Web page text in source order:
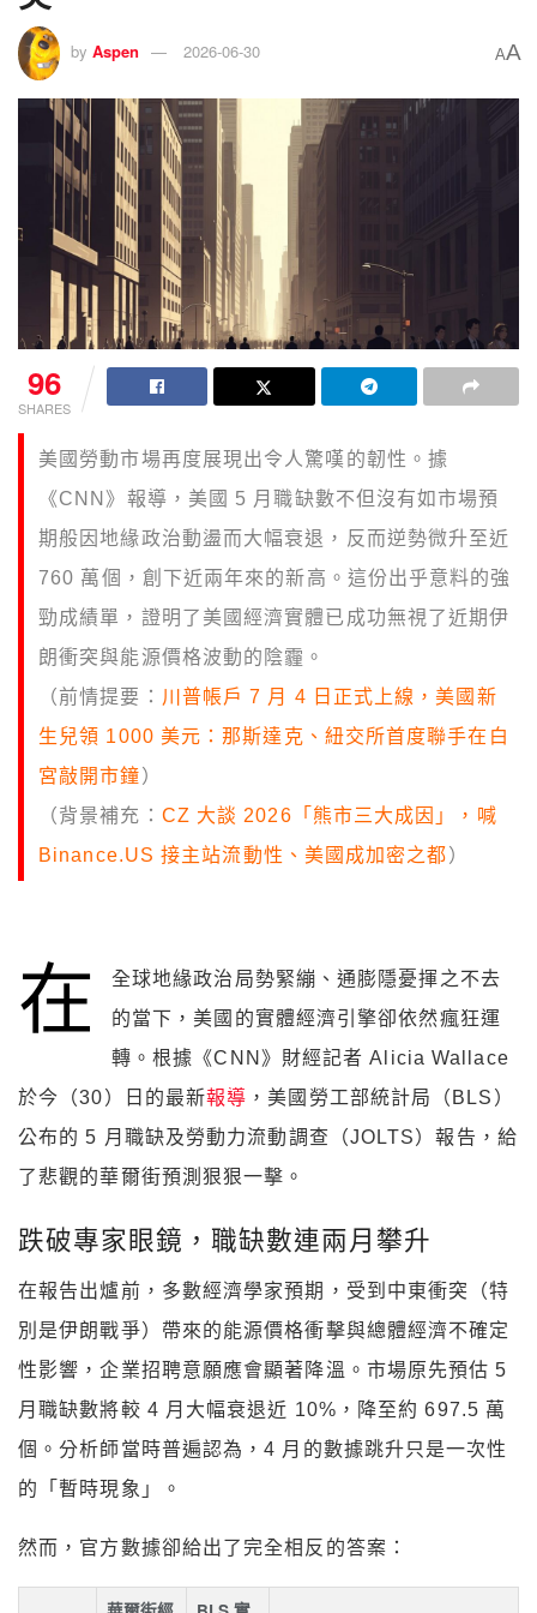
by Aspen 2026-06-30 AA
96
SHARES
美國勞動市場再度展現出令人驚嘆的韌性。據
《CNN》報導，美國 5 月職缺數不但沒有如市場預
期般因地緣政治動盪而大幅衰退，反而逆勢微升至近
760 萬個，創下近兩年來的新高。這份出乎意料的強
勁成績單，證明了美國經濟實體已成功無視了近期伊
朗衝突與能源價格波動的陰霾。
（前情提要： 川普帳戶 7 月 4 日正式上線，美國新
生兒領 1000 美元：那斯達克、紐交所首度聯手在白
宮敲開市鐘）
（背景補充： CZ 大談 2026「熊市三大成因」，喊
Binance.US 接主站流動性、美國成加密之都）
在
全球地緣政治局勢緊繃、通膨隱憂揮之不去
的當下，美國的實體經濟引擎卻依然瘋狂運
轉。根據《CNN》財經記者 Alicia Wallace
於今（30）日的最新報導 ，美國勞工部統計局（BLS）
公布的 5 月職缺及勞動力流動調查（JOLTS）報告，給
了悲觀的華爾街預測狠狠一擊。
跌破專家眼鏡，職缺數連兩月攀升
在報告出爐前，多數經濟學家預期，受到中東衝突（特
別是伊朗戰爭）帶來的能源價格衝擊與總體經濟不確定
性影響，企業招聘意願應會顯著降溫。市場原先預估 5
月職缺數將較 4 月大幅衰退近 10%，降至約 697.5 萬
個。分析師當時普遍認為，4 月的數據跳升只是一次性
的「暫時現象」。
然而，官方數據卻給出了完全相反的答案：